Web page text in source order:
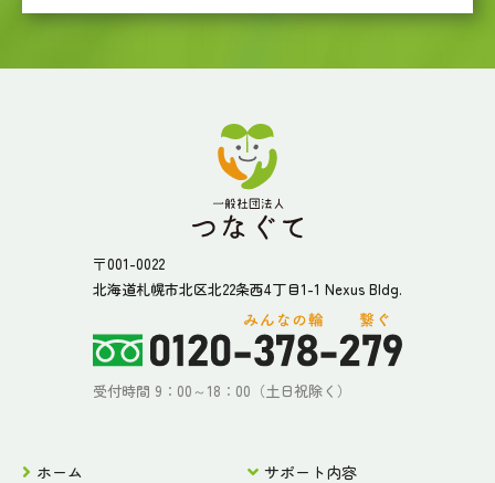
〒001-0022
北海道札幌市北区北22条西4丁目1-1 Nexus Bldg.
受付時間 9：00～18：00（土日祝除く）
ホーム
サポート内容